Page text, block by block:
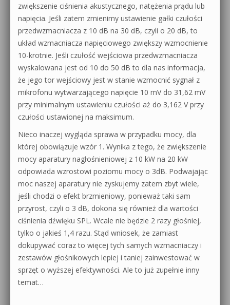
zwiększenie ciśnienia akustycznego, natężenia prądu lub
napięcia. Jeśli zatem zmienimy ustawienie gałki czułości
przedwzmacniacza z 10 dB na 30 dB, czyli o 20 dB, to
układ wzmacniacza napięciowego zwiększy wzmocnienie
10-krotnie. Jeśli czułość wejściowa przedwzmacniacza
wyskalowana jest od 10 do 50 dB to dla nas informacja,
że jego tor wejściowy jest w stanie wzmocnić sygnał z
mikrofonu wytwarzającego napięcie 10 mV do 31,62 mV
przy minimalnym ustawieniu czułości aż do 3,162 V przy
czułości ustawionej na maksimum.
Nieco inaczej wygląda sprawa w przypadku mocy, dla
której obowiązuje wzór 1. Wynika z tego, że zwiększenie
mocy aparatury nagłośnieniowej z 10 kW na 20 kW
odpowiada wzrostowi poziomu mocy o 3dB. Podwajając
moc naszej aparatury nie zyskujemy zatem zbyt wiele,
jeśli chodzi o efekt brzmieniowy, ponieważ taki sam
przyrost, czyli o 3 dB, dokona się również dla wartości
ciśnienia dźwięku SPL. Wcale nie będzie 2 razy głośniej,
tylko o jakieś 1,4 razu. Stąd wniosek, że zamiast
dokupywać coraz to więcej tych samych wzmacniaczy i
zestawów głośnikowych lepiej i taniej zainwestować w
sprzęt o wyższej efektywności. Ale to już zupełnie inny
temat…